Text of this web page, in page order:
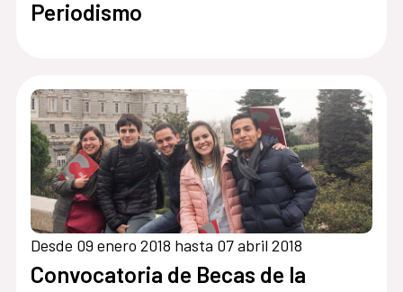
Periodismo
Desde 09 enero 2018 hasta 07 abril 2018
Convocatoria de Becas de la